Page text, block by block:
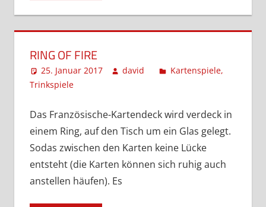
RING OF FIRE
25. Januar 2017 david Kartenspiele,
Trinkspiele
Das Französische-Kartendeck wird verdeck in
einem Ring, auf den Tisch um ein Glas gelegt.
Sodas zwischen den Karten keine Lücke
entsteht (die Karten können sich ruhig auch
anstellen häufen). Es